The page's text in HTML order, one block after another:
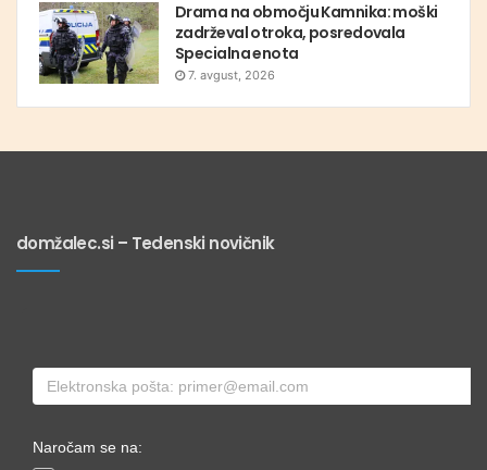
Drama na območju Kamnika: moški
zadrževal otroka, posredovala
Specialna enota
7. avgust, 2026
domžalec.si – Tedenski novičnik
Naročam se na: